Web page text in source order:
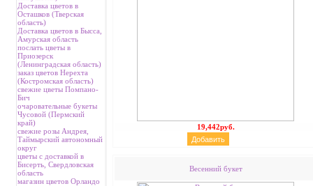
Доставка цветов в
Осташков (Тверская
область)
Доставка цветов в Бысса,
Амурская область
послать цветы в
Приозерск
(Ленинградская область)
заказ цветов Нерехта
(Костромская область)
свежие цветы Помпано-
Бич
очаровательные букеты
Чусовой (Пермский
край)
свежие розы Андрея,
Таймырский автономный
округ
цветы с доставкой в
Бисерть, Свердловская
область
магазин цветов Орландо
19,442руб.
Весенний букет